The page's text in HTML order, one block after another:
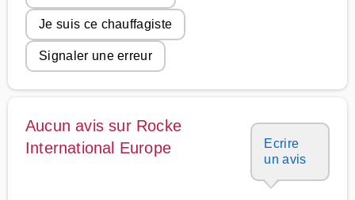
Je suis ce chauffagiste
Signaler une erreur
Aucun avis sur Rocke
International Europe
Ecrire
un avis